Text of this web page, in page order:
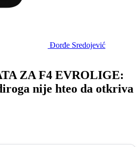
Đorđe Sredojević
ZA F4 EVROLIGE:
nije hteo da otkriva